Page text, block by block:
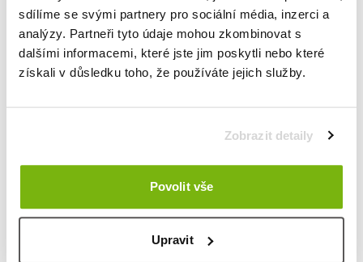
sdílíme se svými partnery pro sociální média, inzerci a
analýzy. Partneři tyto údaje mohou zkombinovat s
dalšími informacemi, které jste jim poskytli nebo které
získali v důsledku toho, že používáte jejich služby.
Zobrazit detaily
Povolit vše
Upravit